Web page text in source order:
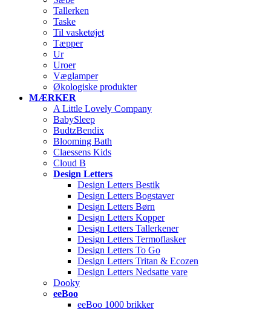
Tallerken
Taske
Til vasketøjet
Tæpper
Ur
Uroer
Væglamper
Økologiske produkter
MÆRKER
A Little Lovely Company
BabySleep
BudtzBendix
Blooming Bath
Claessens Kids
Cloud B
Design Letters
Design Letters Bestik
Design Letters Bogstaver
Design Letters Børn
Design Letters Kopper
Design Letters Tallerkener
Design Letters Termoflasker
Design Letters To Go
Design Letters Tritan & Ecozen
Design Letters Nedsatte vare
Dooky
eeBoo
eeBoo 1000 brikker